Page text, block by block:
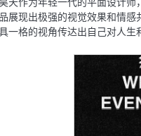
天作为年轻⼀代的平⾯设计师
展现出极强的视觉效果和情
⼀格的视⻆传达出⾃⼰对⼈⽣